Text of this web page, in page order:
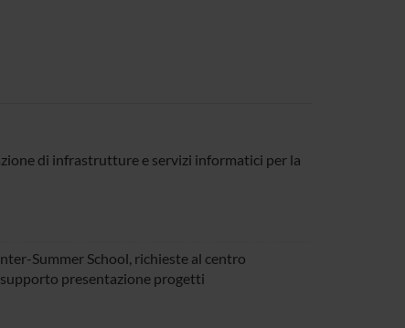
di infrastrutture e servizi informatici per la
Summer School, richieste al centro
presentazione progetti